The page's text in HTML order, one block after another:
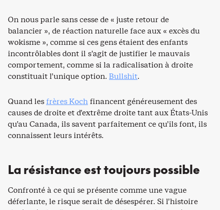
On nous parle sans cesse de « juste retour de
balancier », de réaction naturelle face aux « excès du
wokisme », comme si ces gens étaient des enfants
incontrôlables dont il s’agit de justifier le mauvais
comportement, comme si la radicalisation à droite
constituait l’unique option. Bullshit.
Quand lesfrères Kochfinancent généreusement des
causes de droite et d’extrême droite tant aux États-Unis
qu’au Canada, ils savent parfaitement ce qu’ils font, ils
connaissent leurs intérêts.
La résistance est toujours possible
Confronté à ce qui se présente comme une vague
déferlante, le risque serait de désespérer. Si l’histoire